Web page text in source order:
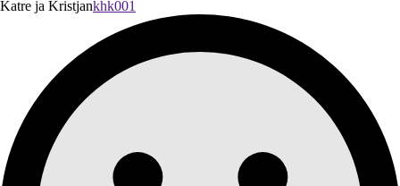
Katre ja Kristjankhk001